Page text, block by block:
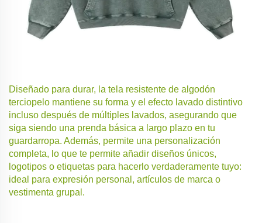
Diseñado para durar, la tela resistente de algodón
terciopelo mantiene su forma y el efecto lavado distintivo
incluso después de múltiples lavados, asegurando que
siga siendo una prenda básica a largo plazo en tu
guardarropa. Además, permite una personalización
completa, lo que te permite añadir diseños únicos,
logotipos o etiquetas para hacerlo verdaderamente tuyo:
ideal para expresión personal, artículos de marca o
vestimenta grupal.